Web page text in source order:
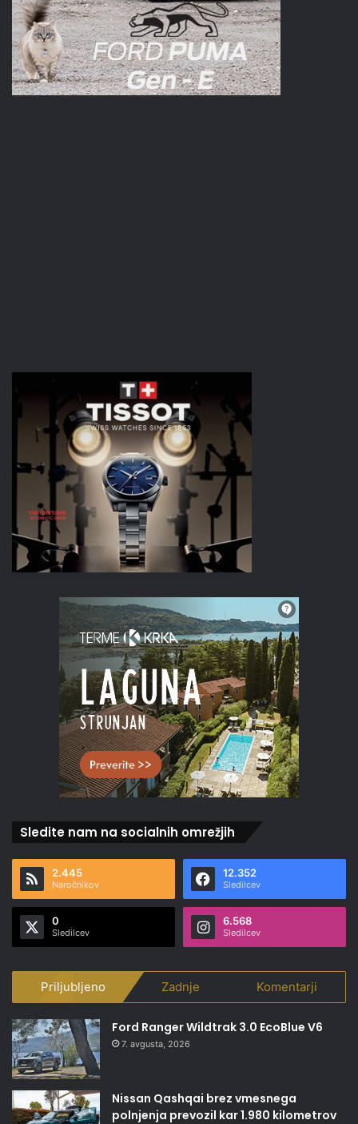
Sledite nam na socialnih omrežjih
2.445
Naročnikov
12.352
Sledilcev
0
Sledilcev
6.568
Sledilcev
Priljubljeno Zadnje Komentarji
Ford Ranger Wildtrak 3.0 EcoBlue V6
7. avgusta, 2026
Nissan Qashqai brez vmesnega
polnjenja prevozil kar 1.980 kilometrov